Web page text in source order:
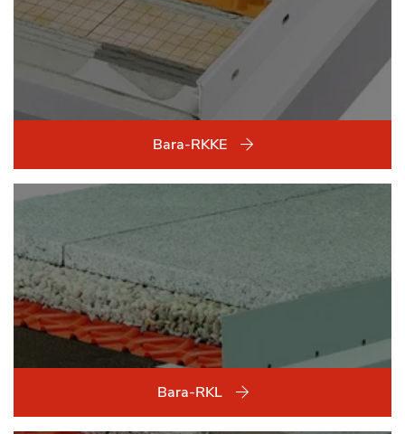
Bara-RKKE
Bara-RKL